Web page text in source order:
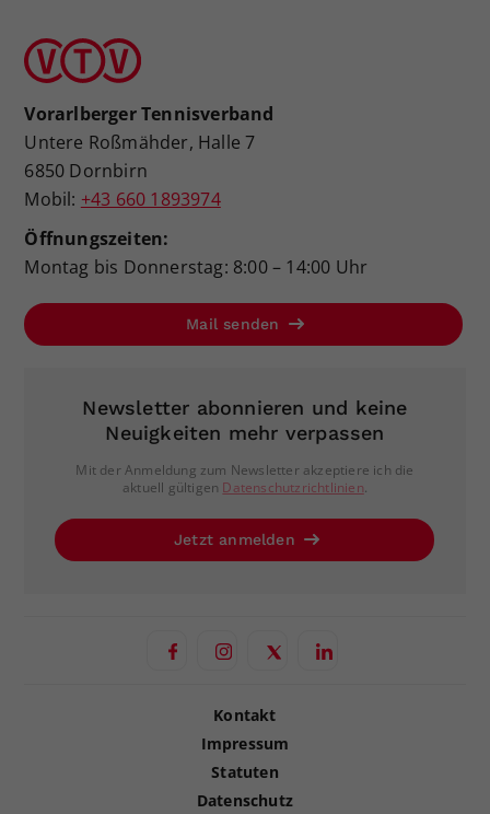
Vorarlberger Tennisverband
Untere Roßmähder, Halle 7
6850 Dornbirn
Mobil: +43 660 1893974
Öffnungszeiten:
Montag bis Donnerstag: 8:00 – 14:00 Uhr
Mail senden
Newsletter abonnieren und keine
Neuigkeiten mehr verpassen
Mit der Anmeldung zum Newsletter akzeptiere ich die
aktuell gültigen Datenschutzrichtlinien.
Jetzt anmelden
Kontakt
Impressum
Statuten
Datenschutz